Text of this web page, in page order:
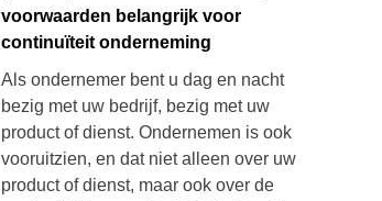
voorwaarden belangrijk voor
continuïteit onderneming
Als ondernemer bent u dag en nacht
bezig met uw bedrijf, bezig met uw
product of dienst. Ondernemen is ook
vooruitzien, en dat niet alleen over uw
product of dienst, maar ook over de